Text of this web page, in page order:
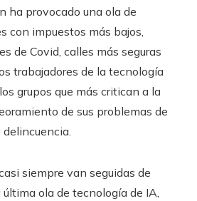
ha provocado una ola de
con impuestos más bajos,
de Covid, calles más seguras
trabajadores de la tecnología
grupos que más critican a la
de sus problemas de
siempre van seguidas de
última ola de tecnología de IA,